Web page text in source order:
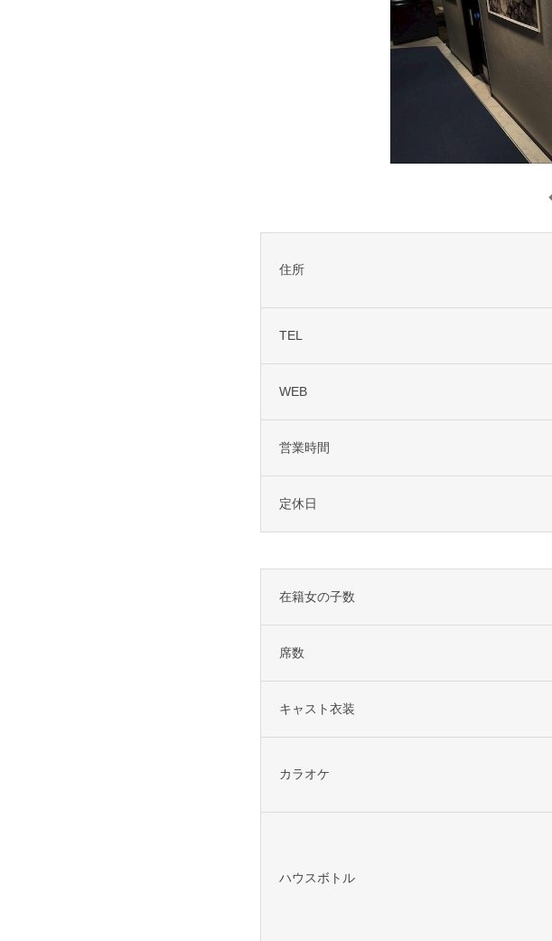
住所
TEL
WEB
営業時間
定休日
在籍女の子数
席数
キャスト衣装
カラオケ
ハウスボトル